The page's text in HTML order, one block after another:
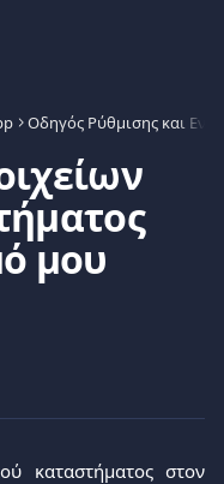
μου
καταστήματος στον